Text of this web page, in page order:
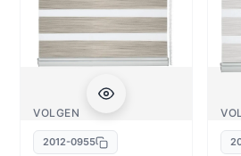
VOLGEN
2012-0955